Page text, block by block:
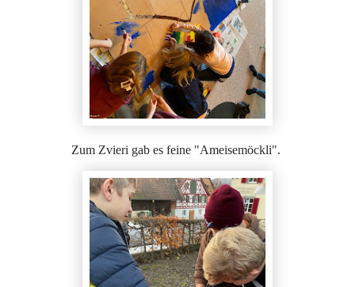
Zum Zvieri gab es feine "Ameisemöckli".